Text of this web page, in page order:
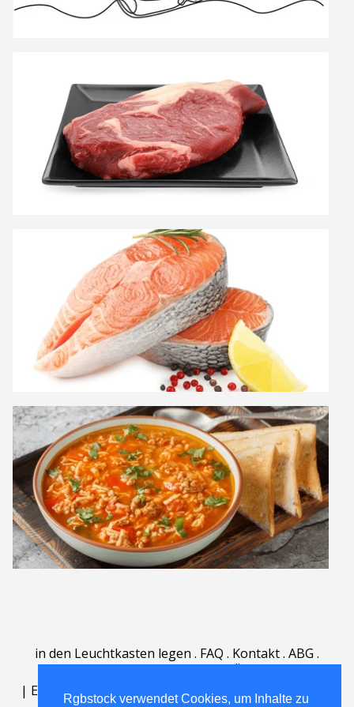
Rgbstock verwendet Cookies, um Inhalte zu
in den Leuchtkasten legen . FAQ . Kontakt. ABG .
| English | Deutsch Español | Polski | Português